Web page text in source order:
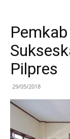
Pilpres
29/05/2018